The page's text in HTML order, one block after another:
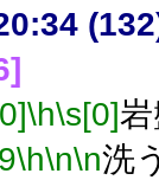
\h\s[0]
\h\n\n洗